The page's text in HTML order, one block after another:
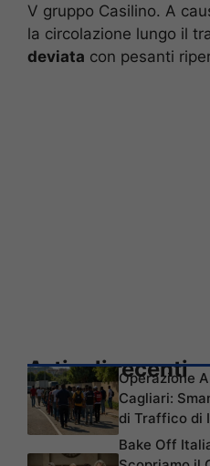
V gruppo Casilino. A
la circolazione lungo il
deviata con pesanti
Articoli recenti
Operazione
Cagliari:
di Traffico di
Bake Off